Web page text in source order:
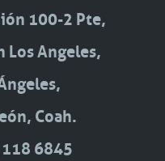
100-2 Pte,
Los Angeles,
Coah.
6845